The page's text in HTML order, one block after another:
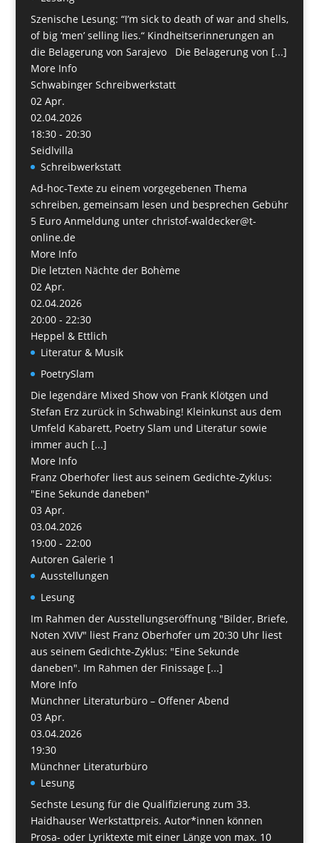
Szenische Lesung: “I’m sick to death of war and shells,
of big ‘men’ selling lies.“ Kindheitserinnerungen an
die Belagerung von Sarajevo Die Belagerung von [...]
More Info
Schwabinger Schreibwerkstatt
02 Apr.
02.04.2026
18:30 - 20:30
Seidlvilla
Schreibwerkstatt
Ad-hoc-Texte zu einem vorgegebenen Thema
schreiben, gemeinsam lesen und besprechen Gebühr
5 Euro Anmeldung unter christof-waldecker@t-
online.de
More Info
Die letzten Nächte der Bohème
02 Apr.
02.04.2026
20:00 - 22:30
Heppel & Ettlich
Literatur & Musik
PoetrySlam
Die legendäre Mixed Show von Frank Klötgen und
Stefan Erz zurück in Schwabing! Kleinkunst aus dem
Umfeld Kabarett, Poetry Slam und Literatur sowie
immer auch [...]
More Info
Franz Oberhofer liest aus seinem Gedichte-Zyklus:
"Eine Sekunde daneben"
03 Apr.
03.04.2026
19:00 - 22:00
Autoren Galerie 1
Ausstellungen
Lesung
Im Rahmen der Ausstellungseröffnung "Bilder, Briefe,
Noten XVIV" liest Franz Oberhofer um 20:30 Uhr liest
aus seinem Gedichte-Zyklus: "Eine Sekunde
daneben". Im Rahmen der Finissage [...]
More Info
Münchner Literaturbüro – Offener Abend
03 Apr.
03.04.2026
19:30
Münchner Literaturbüro
Lesung
Sechste Lesung für die Qualifizierung zum 33.
Haidhauser Werkstattpreis. Autor*innen können
Prosa- oder Lyriktexte mit einer Länge von max. 10